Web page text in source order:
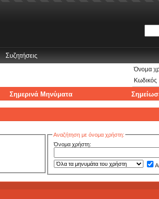
Συζητήσεις
Όνομα
Κωδικός
Σημερινά Μηνύματα
Αναζήτηση με όνομα χρήστη:
Όνομα χρήστη: